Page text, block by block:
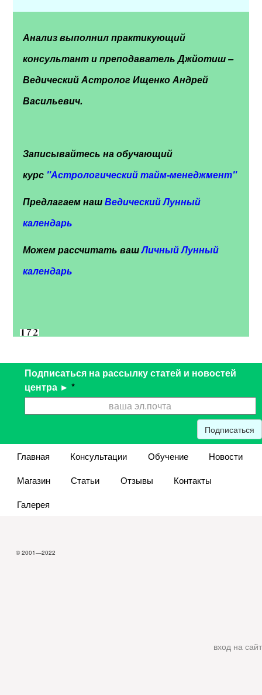
Анализ выполнил практикующий
консультант и преподаватель Джйотиш –
Ведический Астролог Ищенко Андрей
Васильевич.
Записывайтесь на обучающий
курс "Астрологический тайм-менеджмент"
Предлагаем нашВедический Лунный
календарь
Можем рассчитать вашЛичный Лунный
календарь
Подписаться на рассылку статей и новостей
центра ► *
Подписаться
Главная Консультации Обучение
Новости
Магазин
Статьи Отзывы
Контакты
Галерея
© 2001—2022
вход на сайт